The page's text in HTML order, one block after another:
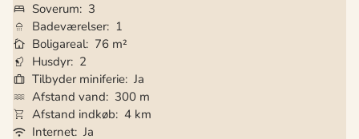
Soverum
3
Badeværelser 1
Boligareal 76 m²
Husdyr 2
Tilbyder miniferie Ja
Afstand vand
300 m
Afstand indkøb 4 km
Internet Ja